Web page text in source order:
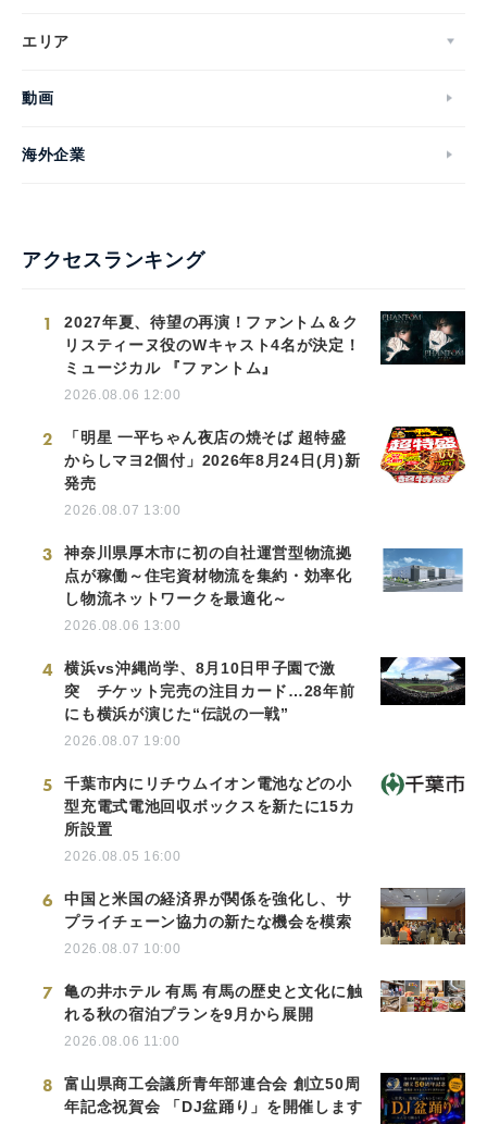
エリア
動画
海外企業
アクセスランキング
1
2027年夏、待望の再演！ファントム＆ク
リスティーヌ役のWキャスト4名が決定！
ミュージカル 『ファントム』
2026.08.06 12:00
2
「明星 一平ちゃん夜店の焼そば 超特盛
からしマヨ2個付」2026年8月24日(月)新
発売
2026.08.07 13:00
3
神奈川県厚木市に初の自社運営型物流拠
点が稼働～住宅資材物流を集約・効率化
し物流ネットワークを最適化～
2026.08.06 13:00
4
横浜vs沖縄尚学、8月10日甲子園で激
突 チケット完売の注目カード…28年前
にも横浜が演じた“伝説の一戦”
2026.08.07 19:00
5
千葉市内にリチウムイオン電池などの小
型充電式電池回収ボックスを新たに15カ
所設置
2026.08.05 16:00
6
中国と米国の経済界が関係を強化し、サ
プライチェーン協力の新たな機会を模索
2026.08.07 10:00
7
亀の井ホテル 有馬 有馬の歴史と文化に触
れる秋の宿泊プランを9月から展開
2026.08.06 11:00
8
富山県商工会議所青年部連合会 創立50周
年記念祝賀会 「DJ盆踊り」を開催します